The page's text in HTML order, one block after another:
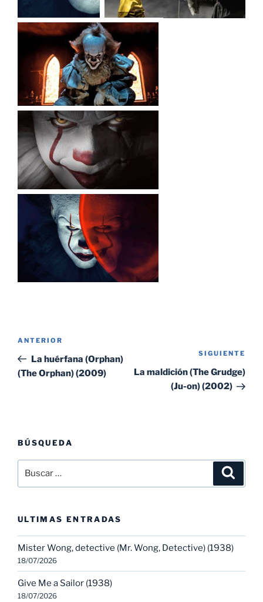
entradas
Entrada
anterior:
ANTERIOR
La huérfana (Orphan)
(The Orphan) (2009)
SIGUIENTE
La maldición (The Grudge)
(Ju-on) (2002)
BÚSQUEDA
por:
ULTIMAS ENTRADAS
Mister Wong, detective (Mr. Wong, Detective) (1938)
18/07/2026
Give Me a Sailor (1938)
18/07/2026